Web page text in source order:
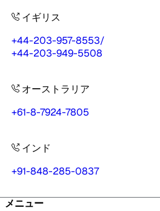
イギリス
+44-203-957-8553/
+44-203-949-5508
オーストラリア
+61-8-7924-7805
インド
+91-848-285-0837
メニュー